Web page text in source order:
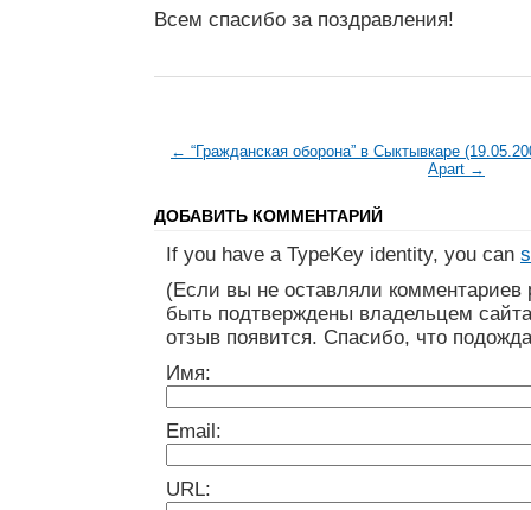
Всем спасибо за поздравления!
← “Гражданская оборона” в Сыктывкаре
Apart →
ДОБАВИТЬ КОММЕНТАРИЙ
If you have a TypeKey identity, you can
(Если вы не оставляли
быть подтверждены владельцем
отзыв появится. Спасибо, что
Имя:
Email:
URL: